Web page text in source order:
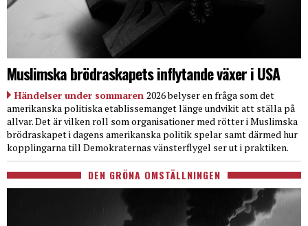
Muslimska brödraskapets inflytande växer i USA
Händelser under sommaren 2026 belyser en fråga som det
amerikanska politiska etablissemanget länge undvikit att ställa på
allvar. Det är vilken roll som organisationer med rötter i Muslimska
brödraskapet i dagens amerikanska politik spelar samt därmed hur
kopplingarna till Demokraternas vänsterflygel ser ut i praktiken.
DEN GRÖNA OMSTÄLLNINGEN